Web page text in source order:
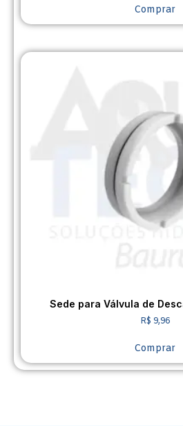
Comprar
Sede para Válvula de
R$ 9,96
Comprar